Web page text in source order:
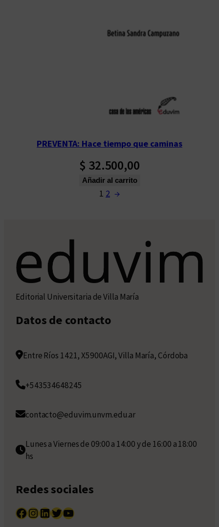
PREVENTA: Hace tiempo que caminas
$ 32.500,00
Añadir al carrito
1 2 →
Editorial Universitaria de Villa María
Datos de contacto
Entre Ríos 1421, X5900AGI, Villa María, Córdoba
+543534648245
contacto@eduvim.unvm.edu.ar
Lunes a Viernes de 09:00 a 14:00 y de 16:00 a 18:00
hs
Redes sociales
Facebook InstagramLinkedIn Twitter YouTube